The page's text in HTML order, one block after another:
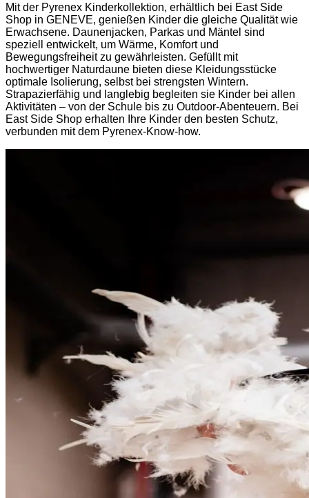
Mit der Pyrenex Kinderkollektion, erhältlich bei East Side
Shop in GENEVE, genießen Kinder die gleiche Qualität wie
Erwachsene. Daunenjacken, Parkas und Mäntel sind
speziell entwickelt, um Wärme, Komfort und
Bewegungsfreiheit zu gewährleisten. Gefüllt mit
hochwertiger Naturdaune bieten diese Kleidungsstücke
optimale Isolierung, selbst bei strengsten Wintern.
Strapazierfähig und langlebig begleiten sie Kinder bei allen
Aktivitäten – von der Schule bis zu Outdoor-Abenteuern. Bei
East Side Shop erhalten Ihre Kinder den besten Schutz,
verbunden mit dem Pyrenex-Know-how.